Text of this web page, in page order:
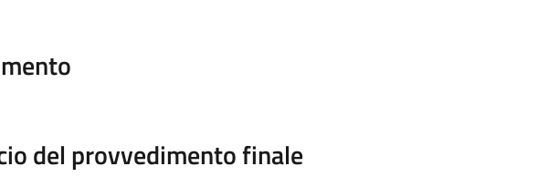
del provvedimento finale